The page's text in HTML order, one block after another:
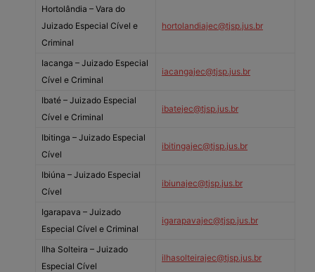
Hortolândia – Vara do
Juizado Especial Cível e
Criminal
hortolandiajec@tjsp.jus.br
Iacanga – Juizado Especial
Cível e Criminal
iacangajec@tjsp.jus.br
Ibaté – Juizado Especial
Cível e Criminal
ibatejec@tjsp.jus.br
Ibitinga – Juizado Especial
Cível
ibitingajec@tjsp.jus.br
Ibiúna – Juizado Especial
Cível
ibiunajec@tjsp.jus.br
Igarapava – Juizado
Especial Cível e Criminal
igarapavajec@tjsp.jus.br
Ilha Solteira – Juizado
Especial Cível
ilhasolteirajec@tjsp.jus.br